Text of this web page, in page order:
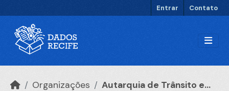
Entrar Contato
Organizações Autarquia de Trânsito e...